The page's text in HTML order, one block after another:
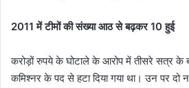
2011 में टीमों की संख्या आठ से बढ़कर 10 हुई
करोड़ों रुपये के घोटाले के आरोप में तीसरे सत्र के
कमिश्नर के पद से हटा दिया गया था। उन पर दो